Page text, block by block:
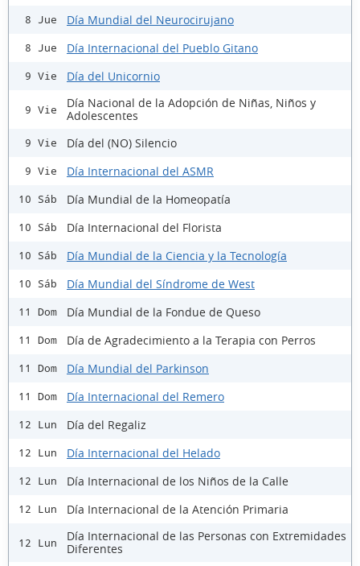
8 Jue Día Mundial del Neurocirujano
8 Jue Día Internacional del Pueblo Gitano
9 Vie Día del Unicornio
9 Vie
Día Nacional de la Adopción de Niñas, Niños y
Adolescentes
9 Vie Día del (NO) Silencio
9 Vie Día Internacional del ASMR
10 Sáb Día Mundial de la Homeopatía
10 Sáb Día Internacional del Florista
10 Sáb Día Mundial de la Ciencia y la Tecnología
10 Sáb Día Mundial del Síndrome de West
11 Dom Día Mundial de la Fondue de Queso
11 Dom Día de Agradecimiento a la Terapia con Perros
11 Dom Día Mundial del Parkinson
11 Dom Día Internacional del Remero
12 Lun Día del Regaliz
12 Lun Día Internacional del Helado
12 Lun Día Internacional de los Niños de la Calle
12 Lun Día Internacional de la Atención Primaria
12 Lun
Día Internacional de las Personas con Extremidades
Diferentes